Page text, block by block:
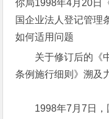
你局1998年4月20日
国企业法人登记管理
如何适用问题
关于修订后的《
条例施行细则》溯及
1998年7月7日，